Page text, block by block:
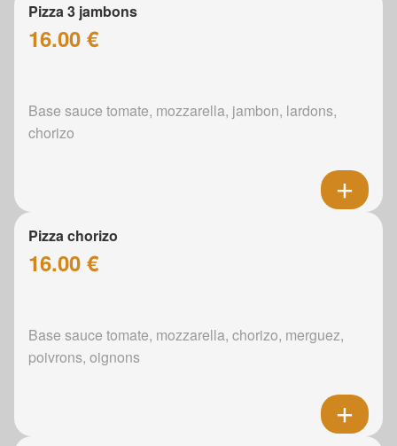
Pizza 3 jambons
16.00 €
Base sauce tomate, mozzarella, jambon, lardons,
chorizo
Pizza chorizo
16.00 €
Base sauce tomate, mozzarella, chorizo, merguez,
poivrons, oignons